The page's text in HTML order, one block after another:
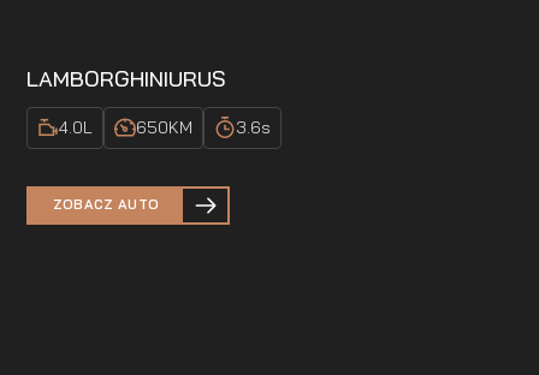
LAMBORGHINIURUS
4.0L 650KM 3.6s
ZOBACZ AUTO